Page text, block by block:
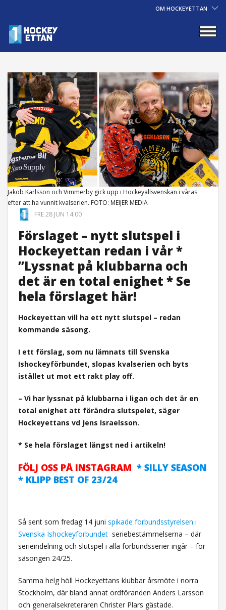
OM HOCKEYETTAN
Jakob Karlsson och Vimmerby gick upp i Hockeyallsvenskan i våras
efter att ha vunnit kvalserien. FOTO: MEIJER MEDIA
FRE 28 JUN 14:00
Förslaget – nytt slutspel i
Hockeyettan redan i vår *
”Lyssnat på klubbarna och
det är en total enighet * Se
hela förslaget här!
Hockeyettan vill ha ett nytt slutspel – redan
kommande säsong.
I ett förslag, som nu lämnats till Svenska
Ishockeyförbundet, slopas kvalserien och byts
istället ut mot ett rakt play off.
– Vi har lyssnat på klubbarna i ligan och det är en
total enighet att förändra slutspelet, säger
Hockeyettans vd Jens Israelsson.
* Se hela förslaget längst ned i artikeln!
FÖLJ OSS PÅ INSTAGRAM * SILLY SEASON
* KLIPP BEST OF 23/24
Så sent som fredag 14 juni spikade förbundsstyrelsen i
Svenska Ishockeyförbundet seriebestämmelserna – där
serieindelning och slutspel i alla förbundsserier ingår – för
säsongen 24/25.
Samma helg höll Hockeyettans klubbar årsmöte i norra
Stockholm, där bland annat ordföranden Anders Larsson
och generalsekreteraren Christer Plars gästade.